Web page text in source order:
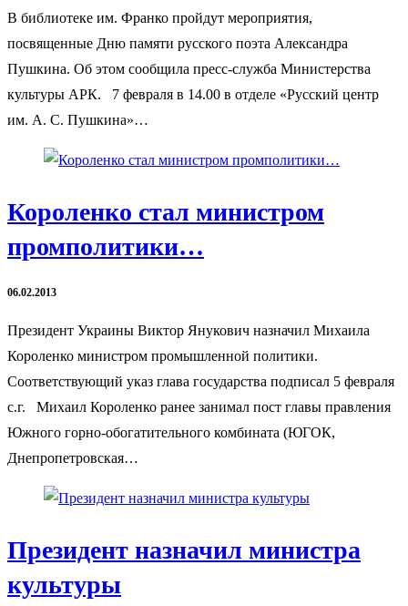
В библиотеке им. Франко пройдут мероприятия,
посвященные Дню памяти русского поэта Александра
Пушкина. Об этом сообщила пресс-служба Министерства
культуры АРК. 7 февраля в 14.00 в отделе «Русский центр
им. А. С. Пушкина»…
Короленко стал министром
промполитики…
06.02.2013
Президент Украины Виктор Янукович назначил Михаила
Короленко министром промышленной политики.
Соответствующий указ глава государства подписал 5 февраля
с.г. Михаил Короленко ранее занимал пост главы правления
Южного горно-обогатительного комбината (ЮГОК,
Днепропетровская…
Президент назначил министра
культуры